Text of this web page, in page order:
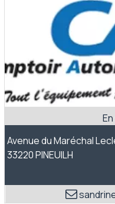
Avenue du Maréchal
33220 PINEUILH